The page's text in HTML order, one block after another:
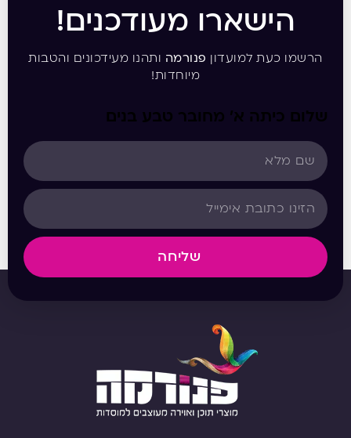
הישארו מעודכנים!
הרשמו כעת למועדון פנורמה ותהנו מעידכונים והטבות
מיוחדות!
שלום כיתה א’ מחובר טבע בנים
שליחה